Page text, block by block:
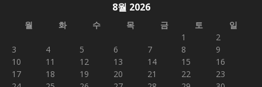
8월 2026
월 화 수 목 금 토
일
1
2
3
4 5 6 7 8
9
10
11 12 13 14 15
16
17
18 19 20 21 22
23